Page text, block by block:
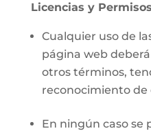
Licencias y Permisos
Cualquier uso de
página web
otros términos,
reconocimiento de
En ningún caso se